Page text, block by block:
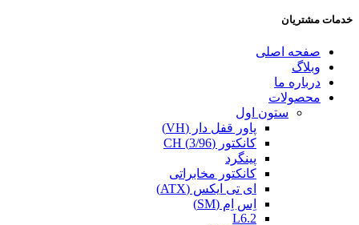
خدمات مشتریان
صفحه اصلی
وبلاگ
درباره ما
محصولات
ستون اول
پاور قفل دار (VH)
کانکتور (3/96) CH
پینگرد
کانکتور مخابراتی
ای تی ایکس (ATX)
اِس اِم (SM)
L6.2